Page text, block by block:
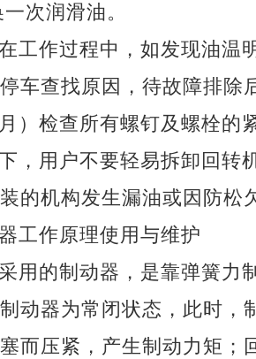
次润滑油。
工作过程中，如发现油
车查找原因，待故障排除
）检查所有螺钉及螺栓的
，用户不要轻易拆卸回转
的机构发生漏油或因防松
工作原理使用与维护
用的制动器，是靠弹簧力
动器为常闭状态，此时
而压紧，产生制动力矩